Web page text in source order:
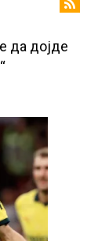
фудбалер
поддржал?
со четири бомби“
го затвора
касата, дали
најдобро покажува
да дојде